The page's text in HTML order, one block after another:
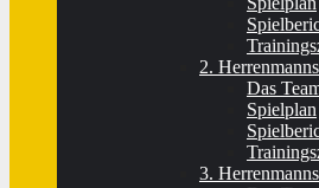
2.
Das
Spielplan
3.